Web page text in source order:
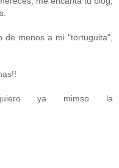
menos a mi "tortuguita",
quiero ya mimso la